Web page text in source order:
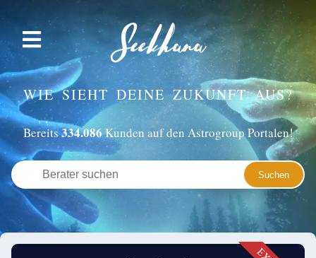
WIE SIEHT DEINE ZUKUNFT AUS?
Bereits334.086Kunden auf den Astrogroup Portalen!